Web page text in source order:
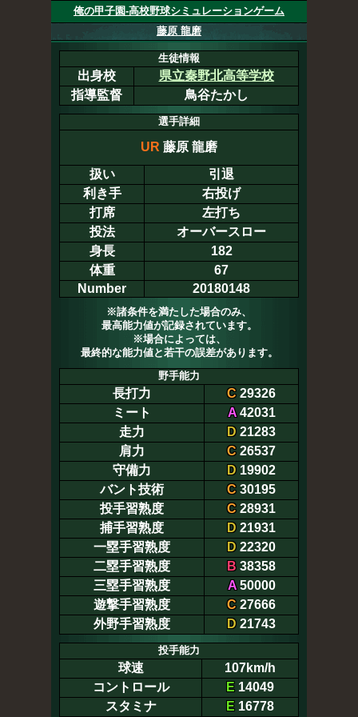
俺の甲子園-高校野球シミュレーションゲーム
藤原 龍磨
生徒情報
出身校
県立秦野北高等学校
指導監督
鳥谷たかし
選手詳細
UR 藤原 龍磨
扱い
引退
利き手
右投げ
打席
左打ち
投法
オーバースロー
身長
182
体重
67
Number
20180148
※諸条件を満たした場合のみ、
最高能力値が記録されています。
※場合によっては、
最終的な能力値と若干の誤差があります。
野手能力
長打力 C 29326
ミート
A42031
走力
D 21283
肩力
C 26537
守備力
D 19902
バント技術
C 30195
投手習熟度
C 28931
捕手習熟度
D 21931
一塁手習熟度
D 22320
二塁手習熟度
B 38358
三塁手習熟度
A50000
遊撃手習熟度
C 27666
外野手習熟度
D 21743
投手能力
球速
107km/h
コントロール
E 14049
スタミナ
E 16778